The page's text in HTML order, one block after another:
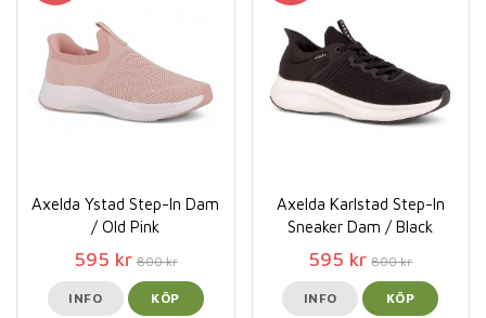
Axelda Ystad Step-In Dam
/ Old Pink
595 kr 800 kr
INFO KÖP
Axelda Karlstad Step-In
Sneaker Dam / Black
595 kr 800 kr
INFO KÖP